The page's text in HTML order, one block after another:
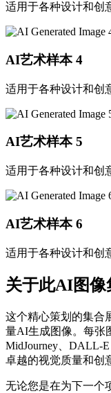
适用于各种设计和创
AI艺术样本 4
适用于各种设计和创
AI艺术样本 5
适用于各种设计和创
AI艺术样本 6
适用于各种设计和创
关于此AI图像
这个精心策划的集合
量AI生成图像。每张
MidJourney、DALL-
卓越的视觉质量和创
无论您是在为下一个